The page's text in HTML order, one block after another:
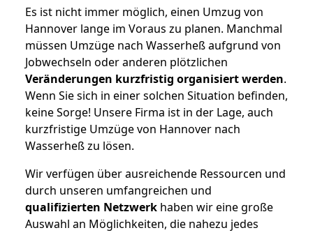
Es ist nicht immer möglich, einen Umzug von
Hannover lange im Voraus zu planen. Manchmal
müssen Umzüge nach Wasserheß aufgrund von
Jobwechseln oder anderen plötzlichen
Veränderungen kurzfristig organisiert werden.
Wenn Sie sich in einer solchen Situation befinden,
keine Sorge! Unsere Firma ist in der Lage, auch
kurzfristige Umzüge von Hannover nach
Wasserheß zu lösen.
Wir verfügen über ausreichende Ressourcen und
durch unseren umfangreichen und
qualifizierten Netzwerk haben wir eine große
Auswahl an Möglichkeiten, die nahezu jedes